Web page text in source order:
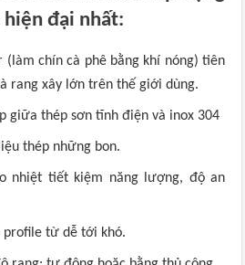
hiện đại nhất:
(làm chín cà phê bằng khí nóng) tiên
rang xây lớn trên thế giới dùng.
giữa thép sơn tĩnh điện và inox 304
thép những bon.
nhiệt tiết kiệm năng lượng, độ an
profile từ dễ tới khó.